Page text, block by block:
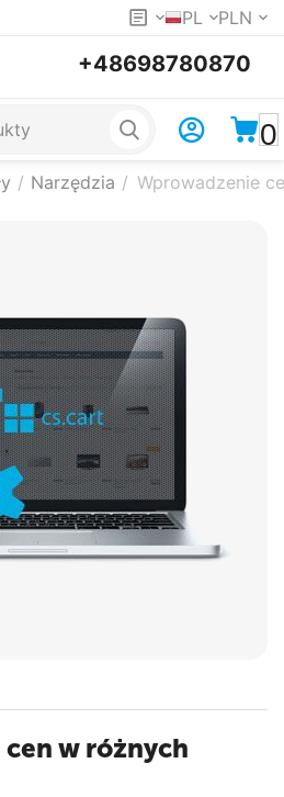
PL PLN
+48698780870
0
/ Narzędzia / Wprowadzenie
w różnych